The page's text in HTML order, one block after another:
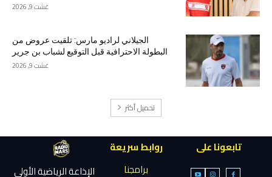
غشت 9, 2026
الجيلاني لراديو مارس: تلقيت عروض من
البطولة الاحترافية قبل التوقيع لشباب بن جرير
غشت 9, 2026
تحميل أكثر
تابعونا على
روابط سريعة
برامجنا
الإذاعة الرياضية الأولى